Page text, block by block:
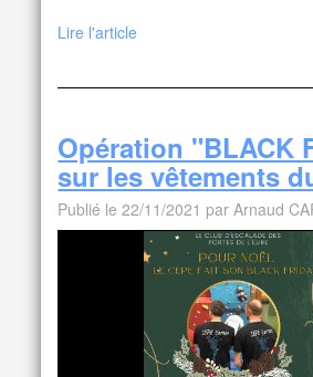
Lire l'article
Opération "BLACK
sur les vêtements
Publié le 22/11/2021 par Arnaud